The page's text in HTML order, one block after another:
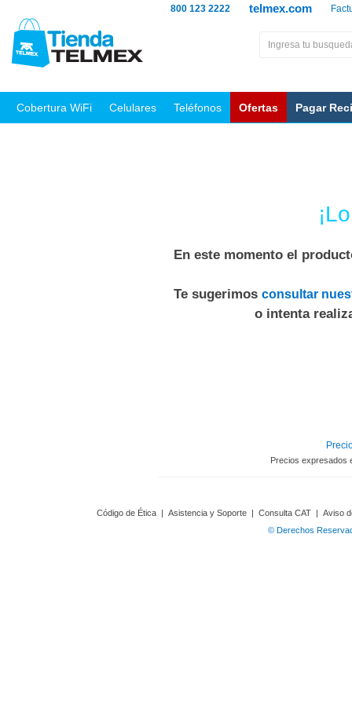
telmex.com
800 123 2222
Cobertura WiFi Celulares Teléfonos Ofertas Pagar
En este momento el
Te sugerimos consultar
o intenta
Precios expresados
Código de Ética | Asistencia y Soporte | Consulta CAT | Aviso
© Derechos